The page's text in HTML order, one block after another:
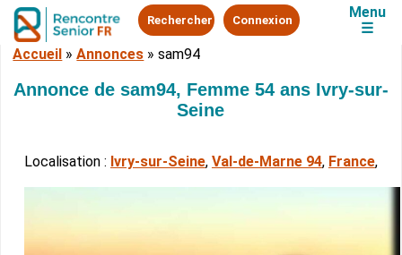
Rechercher Connexion
Menu
☰
Accueil »Annonces »sam94
Annonce de sam94, Femme 54 ans Ivry-sur-
Seine
Localisation : Ivry-sur-Seine, Val-de-Marne 94, France,